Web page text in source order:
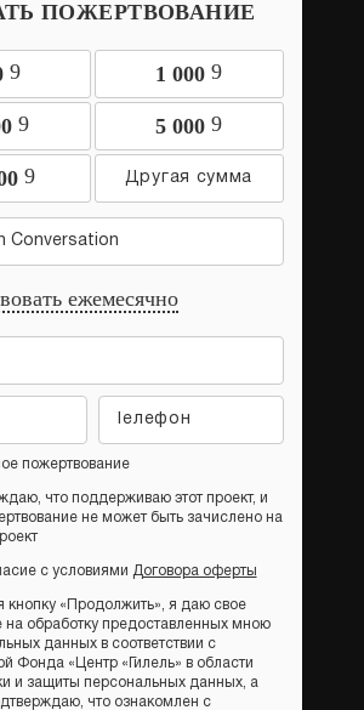
ПОЖЕРТВОВАНИЕ
9 1 000 9
9 5 000 9
9
Conversation
ежемесячно
пожертвование
что поддерживаю этот проект, и
не может быть зачислено на
с условиями Договора оферты
кнопку «Продолжить», я даю свое
на обработку предоставленных мною
данных в соответствии с
Фонда «Центр «Гилель» в области
и защиты персональных данных, а
что ознакомлен с